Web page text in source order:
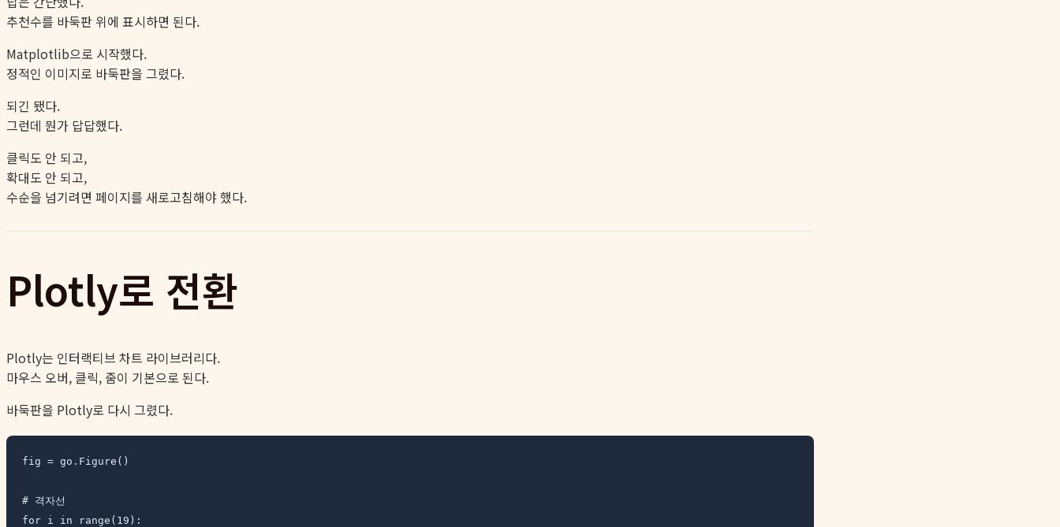
추천수를 바둑판 위에 표시하면 된다.
Matplotlib으로 시작했다.
정적인 이미지로 바둑판을 그렸다.
되긴 됐다.
그런데 뭔가 답답했다.
클릭도 안 되고,
확대도 안 되고,
수순을 넘기려면 페이지를 새로고침해야 했다.
Plotly로 전환
Plotly는 인터랙티브 차트 라이브러리다.
마우스 오버, 클릭, 줌이 기본으로 된다.
바둑판을 Plotly로 다시 그렸다.
fig = go.Figure()
# 격자선
for i in range(19):